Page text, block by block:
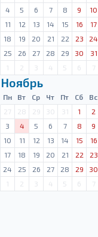
4 5 6 7 8 9
10
11 12 13 14 15 16
17
18 19 20 21 22 23
24
25 26 27 28 29 30
31
1 2 3 4 5 6 7
Ноябрь
Пн Вт Ср Чт Пт Сб
Вс
27 28 29 30 31 1
2
3 4 5 6 7 8
9
10 11 12 13 14 15
16
17 18 19 20 21 22
23
24 25 26 27 28 29
30
1 2 3 4 5 6 7